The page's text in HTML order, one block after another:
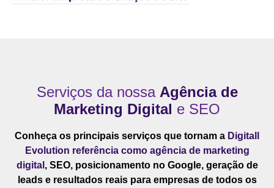
Serviços da nossa Agência de
Marketing Digital e SEO
Conheça os principais serviços que tornam a Digitall
Evolution referência como agência de marketing
digital , SEO, posicionamento no Google, geração de
leads e resultados reais para empresas de todos os